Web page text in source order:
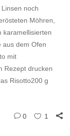
noch
Möhren,
karamellisierten
aus dem Ofen
mit
Rezept drucken
Risotto200 g
0 1